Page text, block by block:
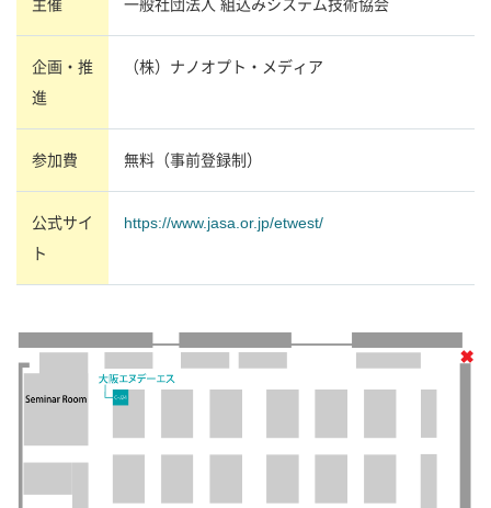
主催 一般社団法人 組込みシステム技術協会
企画・推
進
（株）ナノオプト・メディア
参加費 無料（事前登録制）
公式サイ
ト
https://www.jasa.or.jp/etwest/